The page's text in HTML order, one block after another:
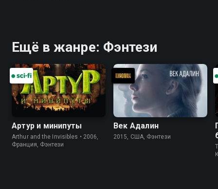
Ещё в жанре: Фэнтези
Артур и минипуты
Arthur and the Invisibles • 2006,
Франция, Фэнтези
Век Адалин
2015, США, Фэнтези